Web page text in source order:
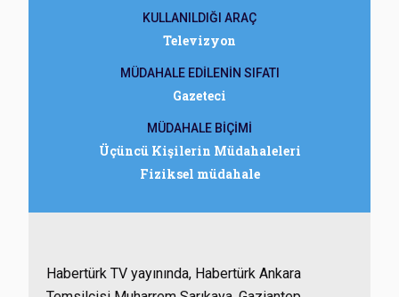
KULLANILDIĞI ARAÇ
Televizyon
MÜDAHALE EDİLENİN SIFATI
Gazeteci
MÜDAHALE BİÇİMİ
Üçüncü Kişilerin Müdahaleleri
Fiziksel müdahale
Habertürk TV yayınında, Habertürk Ankara